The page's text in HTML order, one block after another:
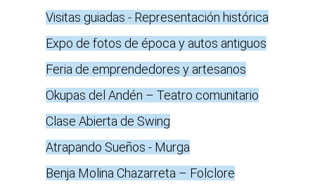
Visitas guiadas - Representación histórica
Expo de fotos de época y autos antiguos
Feria de emprendedores y artesanos
Okupas del Andén – Teatro comunitario
Clase Abierta de Swing
Atrapando Sueños - Murga
Benja Molina Chazarreta – Folclore